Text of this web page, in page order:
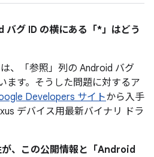
グ ID の横にある「*」はどう
、「参照」列の Android バグ
ます。そうした問題に対するア
Developers サイトから入手
デバイス用最新バイナリ ドラ
、この公開情報と「Android